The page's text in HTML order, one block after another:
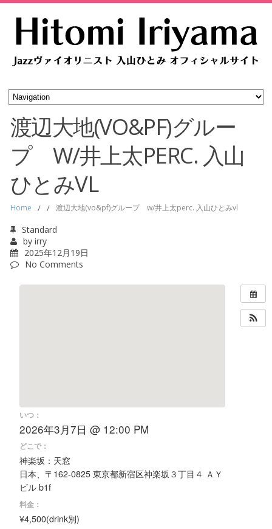
渡辺大地(VO&PF)グルー
プ W/井上太PERC. 入山
ひとみVL
Home / / 渡辺大地(vo&pf)グループ w/井上太perc. 入山ひとみvl
Standard
by irry
2025年12月19日
No Comments
いつ：
2026年3月7日 @ 12:00 PM
どこで：
神楽坂：天窓
日本、〒162-0825 東京都新宿区神楽坂３丁目４ ＡＹ
ビル b1f
料金：
¥4,500(drink別)